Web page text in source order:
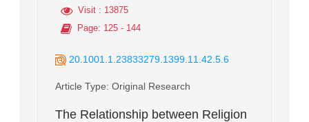
Visit : 13875
Page: 125 - 144
20.1001.1.23833279.1399.11.42.5.6
Article Type: Original Research
The Relationship between Religion